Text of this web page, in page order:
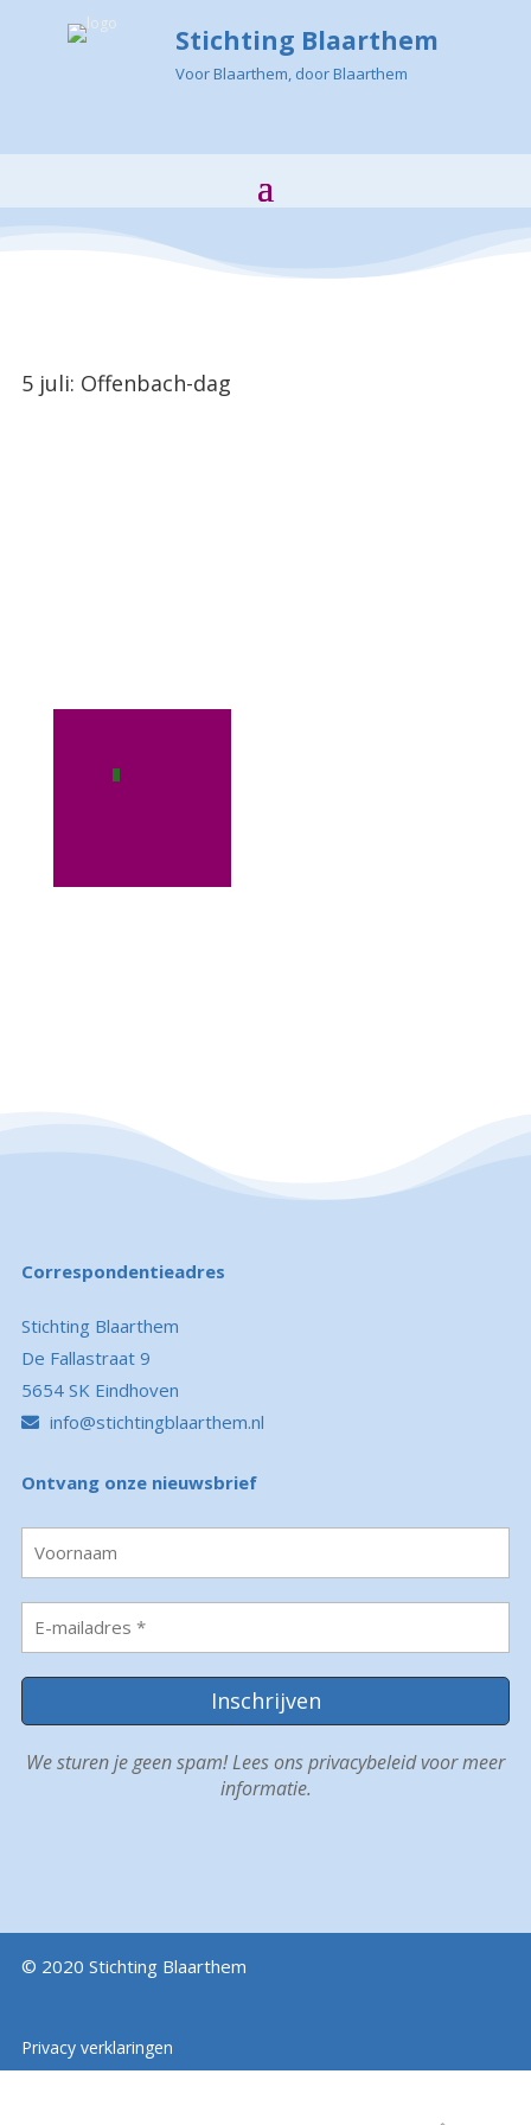
Stichting Blaarthem
Voor Blaarthem, door Blaarthem
5 juli: Offenbach-dag
Correspondentieadres
Stichting Blaarthem
De Fallastraat 9
5654 SK Eindhoven
info@stichtingblaarthem.nl
Ontvang onze nieuwsbrief
We sturen je geen spam! Lees onsprivacybeleidvoor meer
informatie.
© 2020 Stichting Blaarthem
Privacy verklaringen